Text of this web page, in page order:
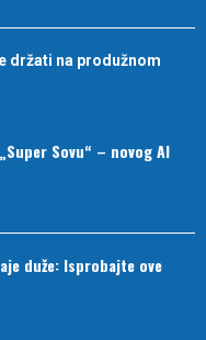
držati na produžnom
Sovu“ – novog AI
duže: Isprobajte ove